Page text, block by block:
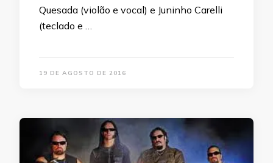
Quesada (violão e vocal) e Juninho Carelli
(teclado e …
19 DE AGOSTO DE 2016